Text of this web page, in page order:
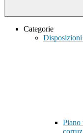
Categorie
Disposizioni
Piano